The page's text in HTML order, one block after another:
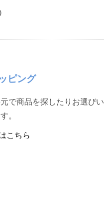
ピング
で商品を探したりお選びい
。
こちら